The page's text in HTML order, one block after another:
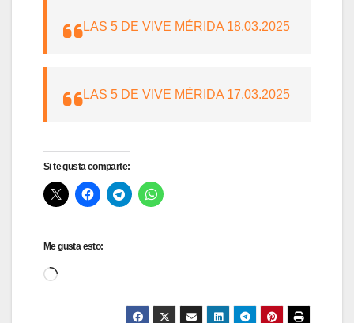
LAS 5 DE VIVE MÉRIDA 18.03.2025
LAS 5 DE VIVE MÉRIDA 17.03.2025
Si te gusta comparte:
Me gusta esto:
Cargando...